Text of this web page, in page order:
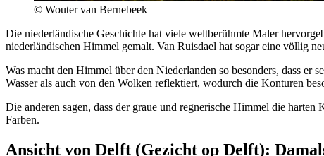
© Wouter van Bernebeek
Die niederländische Geschichte hat viele weltberühmte Maler
niederländischen Himmel gemalt. Van Ruisdael hat sogar eine völlig
Was macht den Himmel über den Niederlanden so besonders, dass
Wasser als auch von den Wolken reflektiert, wodurch die Konturen
Die anderen sagen, dass der graue und regnerische Himmel die
Farben.
Ansicht von Delft (Gezicht op Delft):